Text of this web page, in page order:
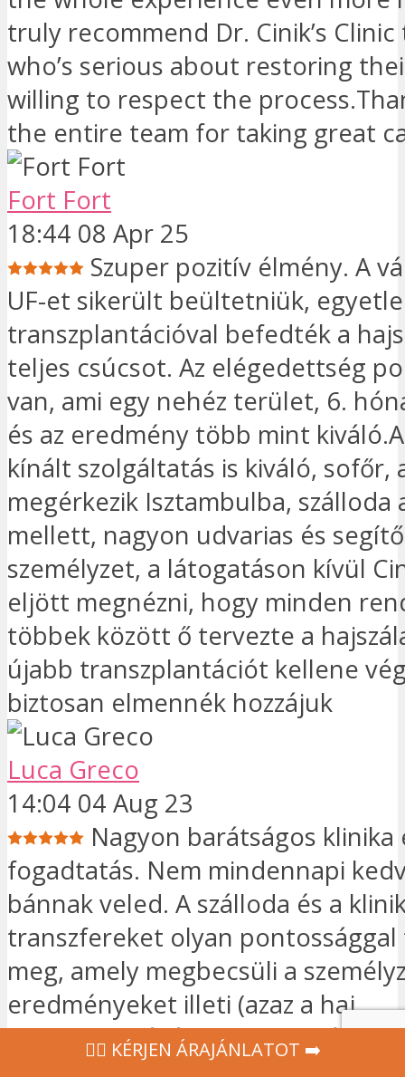
truly recommend Dr. Cinik’s
who’s serious about restoring
willing to respect the
the entire team for taking great
Fort Fort
18:44 08 Apr 25
Szuper pozitív élmény. A
UF-et sikerült beültetniük,
transzplantációval befedték a
teljes csúcsot. Az elégedettség
van, ami egy nehéz terület, 6.
és az eredmény több mint
kínált szolgáltatás is kiváló, sofőr,
megérkezik Isztambulba, szálloda
mellett, nagyon udvarias és
személyzet, a látogatáson kívül
eljött megnézni, hogy minden
többek között ő tervezte a
újabb transzplantációt kellene
biztosan elmennék hozzájuk
Luca Greco
14:04 04 Aug 23
Nagyon barátságos klinika
fogadtatás. Nem mindennapi
bánnak veled. A szálloda és a
transzfereket olyan pontossággal
meg, amely megbecsüli a
eredményeket illeti (azaz a haj
gyökeresedését), ez is zseniális
‍👩‍⚕ KÉRJEN ÁRAJÁNLATOT ➡️